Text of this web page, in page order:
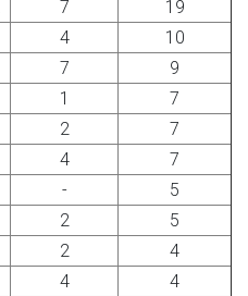
7
19
4
10
7
9
1
7
2
7
4
7
-
5
2
5
2
4
4
4